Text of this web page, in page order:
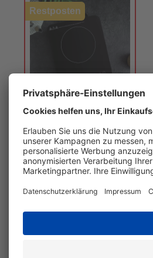
Restposten
Deski
Induktionskochfeld
2000W
LED Touch-Display
10